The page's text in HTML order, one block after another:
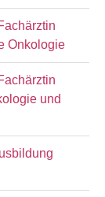
Onkologie
und